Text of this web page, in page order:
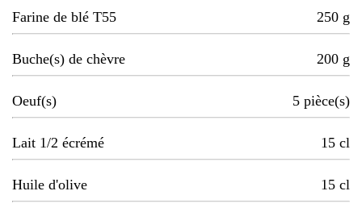
Farine de blé T55 250 g
Buche(s) de chèvre 200 g
Oeuf(s) 5 pièce(s)
Lait 1/2 écrémé 15 cl
Huile d'olive 15 cl